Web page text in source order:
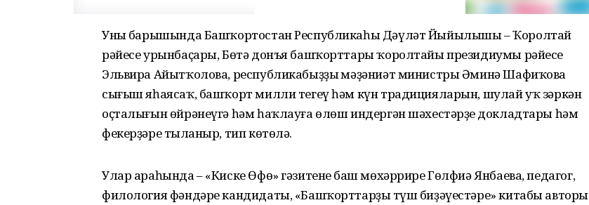
Уның барышында Башҡортостан Республикаһы Дәүләт Йыйылышы – Ҡоролтай
рәйесе урынбаҫары, Бөтә донъя башҡорттары ҡоролтайы президиумы рәйесе
Эльвира Айытҡолова, республикабыҙҙың мәҙәниәт министры Әминә Шафиҡова
сығыш яһаясаҡ, башҡорт милли тегеү һәм күн традицияларын, шулай уҡ зәркән
оҫталығын өйрәнеүгә һәм һаҡлауға өлөш индергән шәхестәрҙең докладтары һәм
фекерҙәре тыңланыр, тип көтөлә.
Улар араһында – «Киске Өфө» гәзитенең баш мөхәррире Гөлфиә Янбаева, педагог,
филология фәндәре кандидаты, «Башҡорттарҙың түш биҙәүестәре» китабы авторы